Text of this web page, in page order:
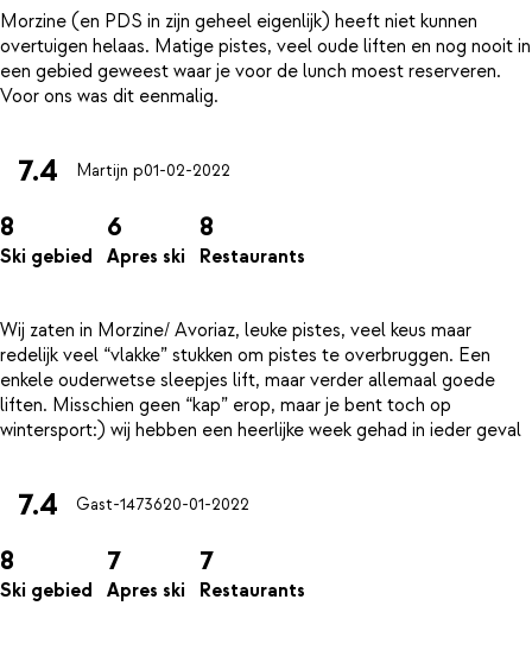
Morzine (en PDS in zijn geheel eigenlijk) heeft niet kunnen
overtuigen helaas. Matige pistes, veel oude liften en nog nooit in
een gebied geweest waar je voor de lunch moest reserveren.
7.4 Martijn p01-02-2022
8
Ski gebied
6
Apres ski
8
Restaurants
Wij zaten in Morzine/ Avoriaz, leuke pistes, veel keus maar
redelijk veel “vlakke” stukken om pistes te overbruggen. Een
enkele ouderwetse sleepjes lift, maar verder allemaal goede
liften. Misschien geen “kap” erop, maar je bent toch op
7.4 Gast-1473620-01-2022
8
Ski gebied
7
Apres ski
7
Restaurants